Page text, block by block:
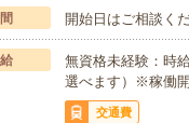
開始日はご相談
無資格未経験：時
選べます）※稼働
交通費